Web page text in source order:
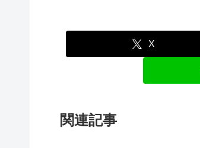
X
関連記事